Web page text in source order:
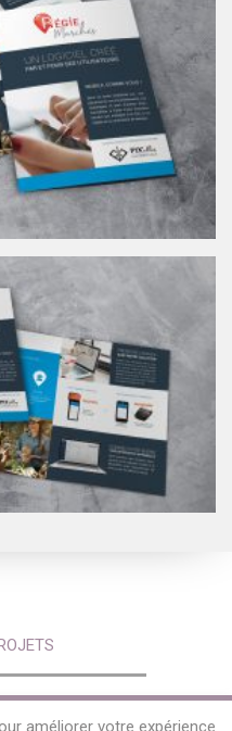
améliorer votre expérience